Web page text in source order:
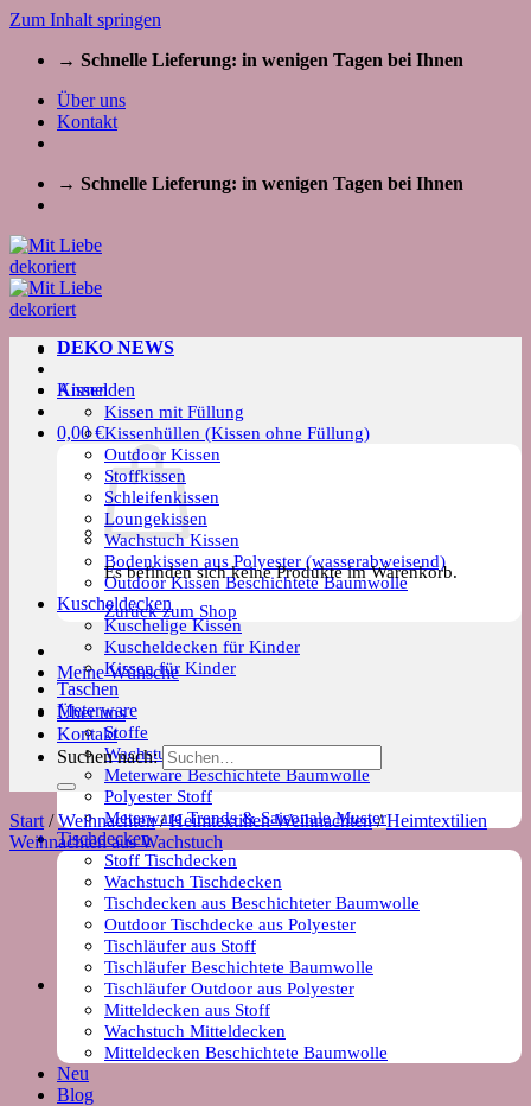
Zum Inhalt springen
→ Schnelle Lieferung: in wenigen Tagen bei Ihnen
Über uns
Kontakt
→ Schnelle Lieferung: in wenigen Tagen bei Ihnen
Kissen
Kissen mit Füllung
Kissenhüllen (Kissen ohne Füllung)
Outdoor Kissen
Stoffkissen
Schleifenkissen
Loungekissen
Wachstuch Kissen
Bodenkissen aus Polyester (wasserabweisend)
Outdoor Kissen Beschichtete Baumwolle
Kuscheldecken
Kuschelige Kissen
Kuscheldecken für Kinder
Kissen für Kinder
Taschen
Meterware
Stoffe
Wachstuch Stoff
Meterware Beschichtete Baumwolle
Polyester Stoff
Meterware Trends & Saisonale Muster
Tischdecken
Stoff Tischdecken
Wachstuch Tischdecken
Tischdecken aus Beschichteter Baumwolle
Outdoor Tischdecke aus Polyester
Tischläufer aus Stoff
Tischläufer Beschichtete Baumwolle
Tischläufer Outdoor aus Polyester
Mitteldecken aus Stoff
Wachstuch Mitteldecken
Mitteldecken Beschichtete Baumwolle
Neu
Blog
DEKO NEWS
Anmelden
0,00€
Es befinden sich keine Produkte im Warenkorb.
Zurück zum Shop
Meine Wünsche
Über uns
Kontakt
Suchen nach:
Start / Weihnachten / Heimtextilien Weihnachten / Heimtextilien
Weihnachten aus Wachstuch